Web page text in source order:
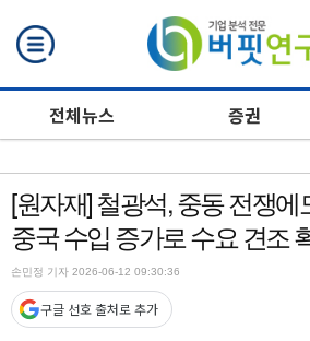
전체뉴스 증권
[원자재] 철광석, 중동 전쟁
중국 수입 증가로 수요 견조
손민정 기자 2026-06-12 09:30:36
구글 선호 출처로 추가